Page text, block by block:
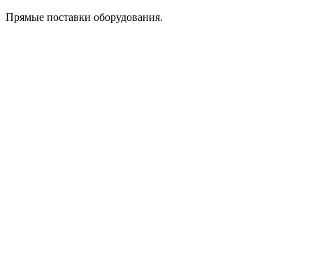
Прямые поставки оборудования.